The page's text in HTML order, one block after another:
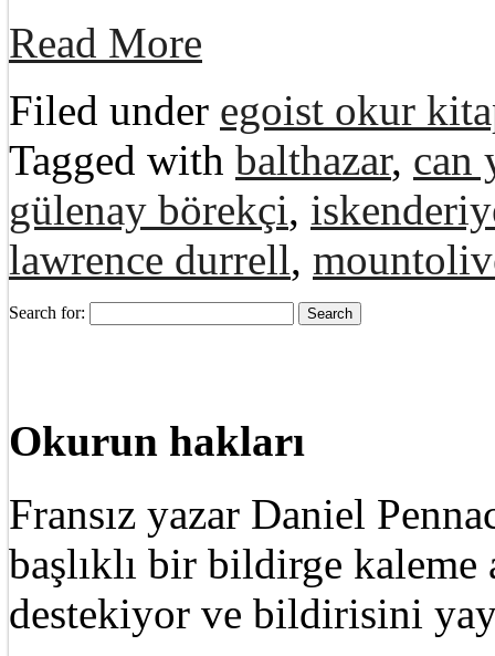
Read More
Filed under egoist okur
Tagged with balthazar, can
gülenay börekçi,
lawrence durrell,
Search for:
Okurun hakları
Fransız yazar Daniel
başlıklı bir bildirge kaleme
destekiyor ve bildirisini